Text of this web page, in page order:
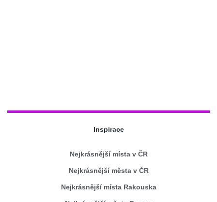
Inspirace
Nejkrásnější místa v ČR
Nejkrásnější města v ČR
Nejkrásnější místa Rakouska